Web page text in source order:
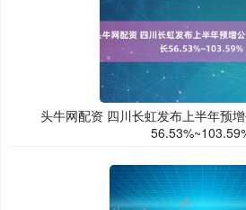
头牛网配资 四川长虹发布上半年预